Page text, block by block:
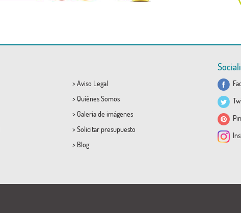
> Aviso Legal
> Quiénes Somos
> Galería de imágenes
> Solicitar presupuesto
> Blog